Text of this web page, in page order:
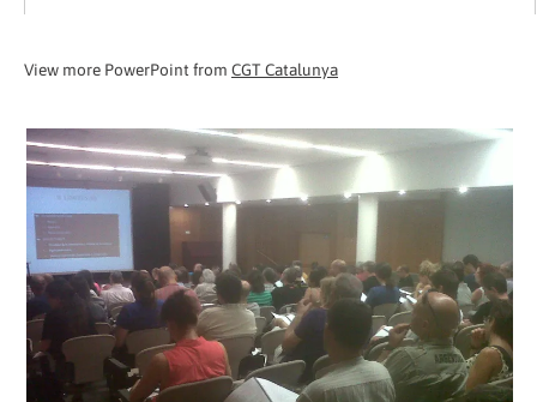
View more PowerPoint from CGT Catalunya